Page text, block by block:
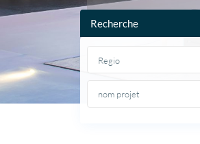
Recherche
Regio